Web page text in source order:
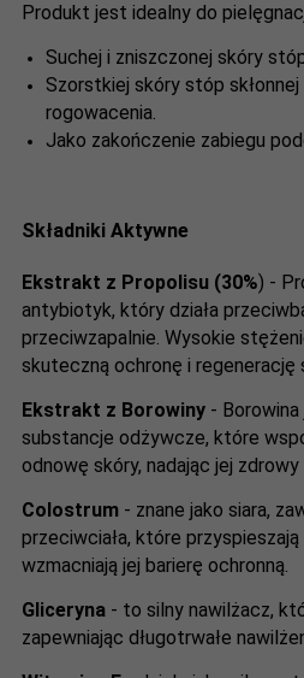
Produkt jest idealny do
Suchej i zniszczonej skóry
Szorstkiej skóry stóp skłonnej
rogowacenia.
Jako zakończenie zabiegu
Składniki Aktywne
Ekstrakt z Propolisu (30%) -
antybiotyk, który działa
przeciwzapalnie. Wysokie
skuteczną ochronę i regenerację
Ekstrakt z Borowiny -
substancje odżywcze, które
odnowę skóry, nadając jej zdrowy
Colostrum - znane jako siara,
przeciwciała, które
wzmacniają jej barierę ochronną.
Gliceryna - to silny nawilżacz,
zapewniając długotrwałe